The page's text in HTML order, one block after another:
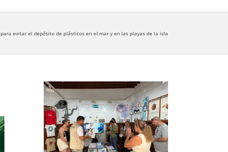
evitar el depósito de plásticos en el mar y en las playas de la isla